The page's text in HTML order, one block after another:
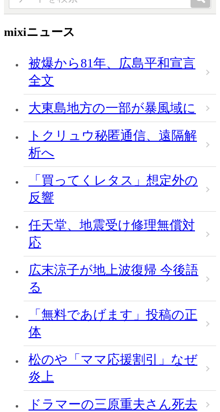
mixiニュース
被爆から81年、広島平和宣言
全文
大東島地方の一部が暴風域に
トクリュウ秘匿通信、遠隔解
析へ
「買ってくレタス」想定外の
反響
任天堂、地震受け修理無償対
応
広末涼子が地上波復帰 今後語
る
「無料であげます」投稿の正
体
松のや「ママ応援割引」なぜ
炎上
ドラマーの三原重夫さん死去